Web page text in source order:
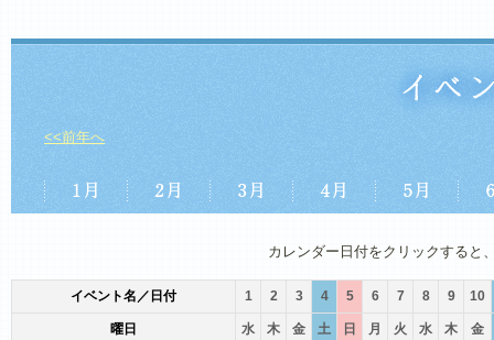
<<前年へ
カレンダー日付をクリックすると
イベント名／日付 1 2 3 4 5 6 7 8 9 10
曜日 水 木 金 土 日 月 火 水 木 金